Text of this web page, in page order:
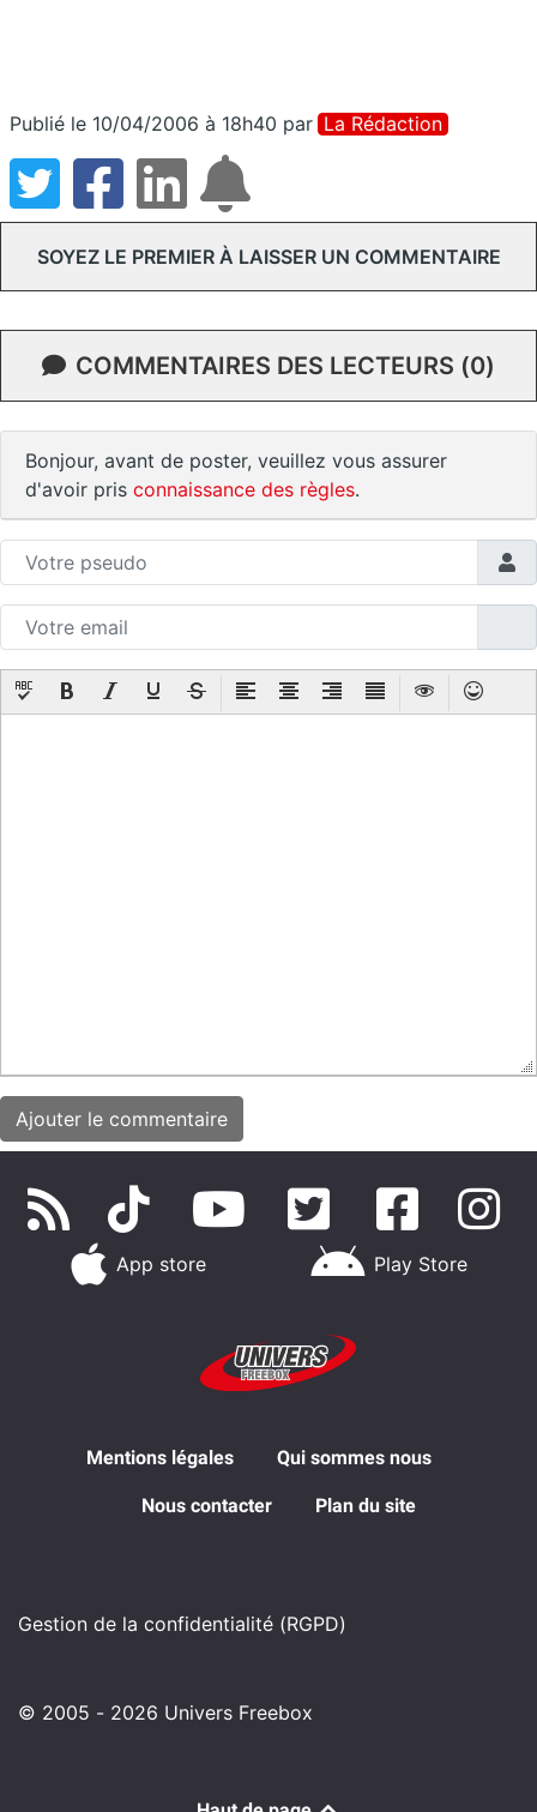
Publié le 10/04/2006 à 18h40 par La Rédaction
SOYEZ LE PREMIER À LAISSER UN COMMENTAIRE
COMMENTAIRES DES LECTEURS (0)
Bonjour, avant de poster, veuillez vous assurer
d'avoir pris connaissance des règles.
App store Play Store
Mentions légales Qui sommes nous
Nous contacter Plan du site
Gestion de la confidentialité (RGPD)
© 2005 - 2026 Univers Freebox